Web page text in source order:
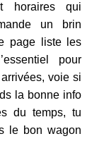
horaires qui
un brin
page liste les
pour
voie si
la bonne info
du temps, tu
le bon wagon